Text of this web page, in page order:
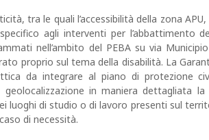
tra le quali l’accessibilità della zona
agli interventi per l’abbattimento
nell’ambito del PEBA su via
proprio sul tema della disabilità. La
da integrare al piano di protezione
in maniera dettagliata la
luoghi di studio o di lavoro presenti sul
di necessità.